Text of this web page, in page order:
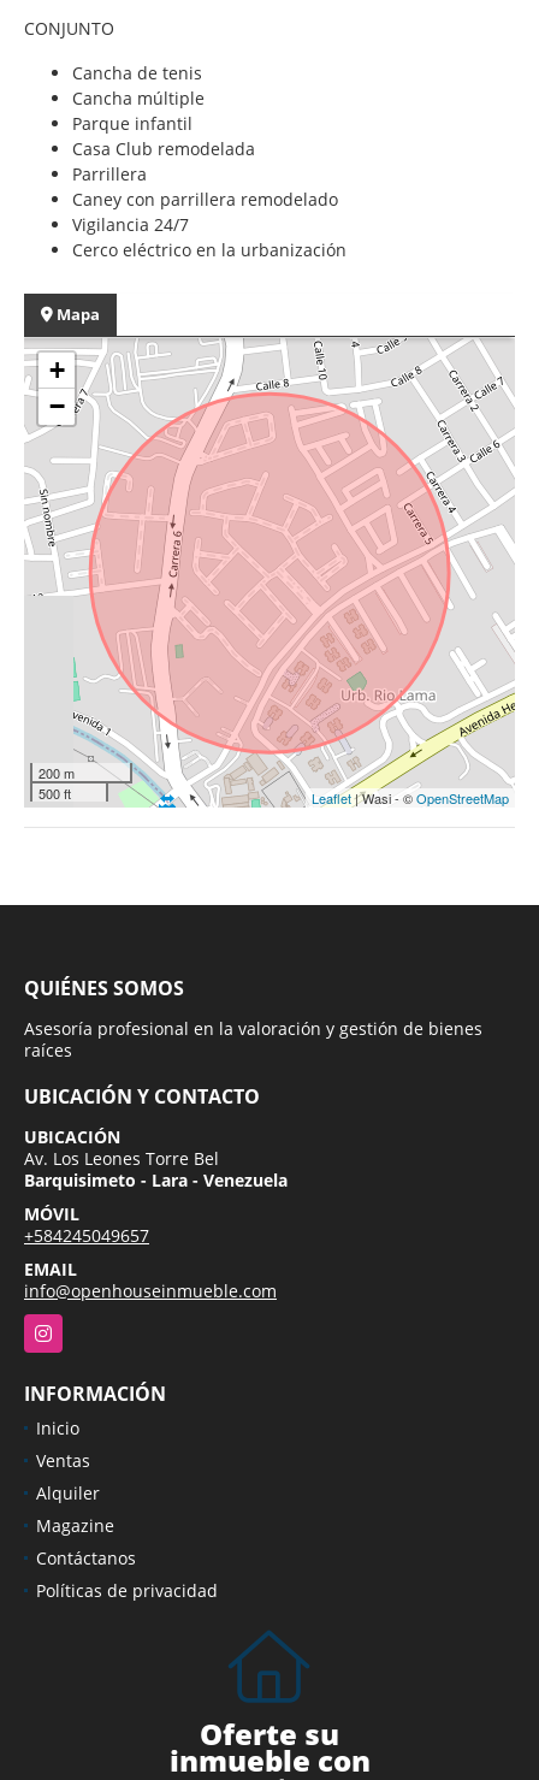
CONJUNTO
Cancha de tenis
Cancha múltiple
Parque infantil
Casa Club remodelada
Parrillera
Caney con parrillera remodelado
Vigilancia 24/7
Cerco eléctrico en la urbanización
Mapa
+
−
200 m
500 ft
Leaflet| Wasi - ©OpenStreetMap
QUIÉNES SOMOS
Asesoría profesional en la valoración y gestión de bienes
raíces
UBICACIÓN Y CONTACTO
UBICACIÓN
Av. Los Leones Torre Bel
Barquisimeto - Lara - Venezuela
MÓVIL
+584245049657
EMAIL
info@openhouseinmueble.com
Instagram
INFORMACIÓN
Inicio
Ventas
Alquiler
Magazine
Contáctanos
Políticas de privacidad
Oferte su
inmueble con